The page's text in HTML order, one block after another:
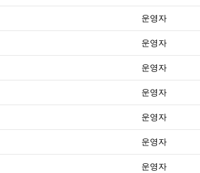
운영자
운영자
운영자
운영자
운영자
운영자
운영자